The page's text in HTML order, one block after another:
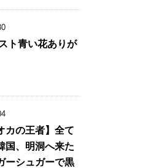
ト青い花ありが
カの王者】全て
国、明洞へ来た
ーシュガーで黒